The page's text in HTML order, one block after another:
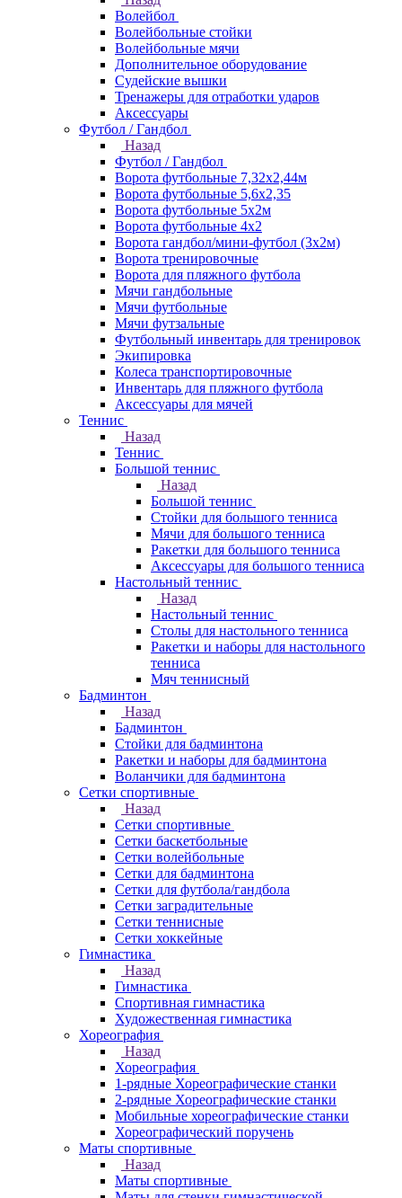
Волейбол
Волейбольные стойки
Волейбольные мячи
Дополнительное оборудование
Судейские вышки
Тренажеры для отработки ударов
Аксессуары
Футбол / Гандбол
Назад
Футбол / Гандбол
Ворота футбольные 7,32х2,44м
Ворота футбольные 5,6х2,35
Ворота футбольные 5х2м
Ворота футбольные 4х2
Ворота гандбол/мини-футбол (3х2м)
Ворота тренировочные
Ворота для пляжного футбола
Мячи гандбольные
Мячи футбольные
Мячи футзальные
Футбольный инвентарь для тренировок
Экипировка
Колеса транспортировочные
Инвентарь для пляжного футбола
Аксессуары для мячей
Теннис
Назад
Теннис
Большой теннис
Назад
Большой теннис
Стойки для большого тенниса
Мячи для большого тенниса
Ракетки для большого тенниса
Аксессуары для большого тенниса
Настольный теннис
Назад
Настольный теннис
Столы для настольного тенниса
Ракетки и наборы для настольного
тенниса
Мяч теннисный
Бадминтон
Назад
Бадминтон
Стойки для бадминтона
Ракетки и наборы для бадминтона
Воланчики для бадминтона
Сетки спортивные
Назад
Сетки спортивные
Сетки баскетбольные
Сетки волейбольные
Сетки для бадминтона
Сетки для футбола/гандбола
Сетки заградительные
Сетки теннисные
Сетки хоккейные
Гимнастика
Назад
Гимнастика
Спортивная гимнастика
Художественная гимнастика
Хореография
Назад
Хореография
1-рядные Хореографические станки
2-рядные Хореографические станки
Мобильные хореографические станки
Хореографический поручень
Маты спортивные
Назад
Маты спортивные